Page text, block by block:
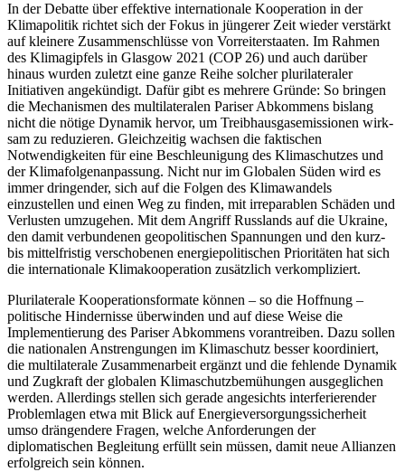
In der Debatte über effektive internationale Kooperation in der
Klimapolitik richtet sich der Fokus in jün­gerer Zeit wieder verstärkt
auf kleinere Zusammen­schlüsse von Vorreiterstaaten. Im Rahmen
des Klima­gipfels in Glasgow 2021 (COP 26) und auch darüber
hinaus wurden zuletzt eine ganze Reihe solcher pluri­lateraler
Initiativen angekündigt. Dafür gibt es meh­rere Gründe: So bringen
die Mechanismen des multi­lateralen Pariser Abkommens bislang
nicht die nötige Dynamik hervor, um Treibhausgasemissionen wirk­
sam zu reduzieren. Gleichzeitig wachsen die fak­tischen
Notwendigkeiten für eine Beschleunigung des Klimaschutzes und
der Klimafolgenanpassung. Nicht nur im Globalen Süden wird es
immer dringender, sich auf die Folgen des Klimawandels
einzustellen und einen Weg zu finden, mit irreparablen Schäden und
Verlusten umzugehen. Mit dem Angriff Russlands auf die Ukraine,
den damit verbundenen geo­politischen Spannungen und den kurz-
bis mittel­fristig verschobenen energiepolitischen Prioritäten hat sich
die internationale Klimakooperation zusätz­lich verkompliziert.
Plurilaterale Kooperationsformate können – so die Hoffnung –
politische Hindernisse überwinden und auf diese Weise die
Implementierung des Pariser Ab­kommens vorantreiben. Dazu sollen
die nationalen Anstrengungen im Klimaschutz besser koordiniert,
die multilaterale Zusammenarbeit ergänzt und die fehlende Dynamik
und Zugkraft der globalen Klima­schutzbemühungen ausgeglichen
werden. Allerdings stellen sich gerade angesichts interferierender
Pro­blem­lagen etwa mit Blick auf Energieversorgungs­sicher­heit
umso drängendere Fragen, welche Anfor­derun­gen der
diplomatischen Begleitung erfüllt sein müs­sen, damit neue Allianzen
erfolgreich sein können.